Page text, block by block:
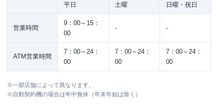
平日 土曜 日曜・祝日
営業時間
9：00～15：
00
- -
ATM営業時間
7：00～24：
00
7：00～24：
00
7：00～24：
00
※一部店舗によって異なります。
※自動契約機の場合は年中無休（年末年始は除く）